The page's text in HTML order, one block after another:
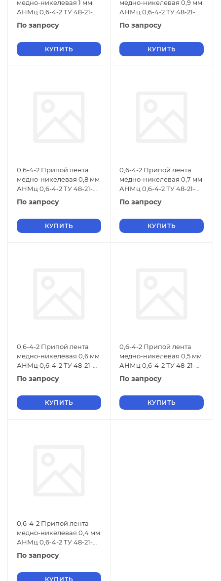
медно-никелевая 1 мм
АНМц 0,6-4-2 ТУ 48-21-
674-91
По запросу
КУПИТЬ
медно-никелевая 0,9 мм
АНМц 0,6-4-2 ТУ 48-21-
674-91
По запросу
КУПИТЬ
0,6-4-2 Припой лента
медно-никелевая 0,8 мм
АНМц 0,6-4-2 ТУ 48-21-
674-91
По запросу
КУПИТЬ
0,6-4-2 Припой лента
медно-никелевая 0,7 мм
АНМц 0,6-4-2 ТУ 48-21-
674-91
По запросу
КУПИТЬ
0,6-4-2 Припой лента
медно-никелевая 0,6 мм
АНМц 0,6-4-2 ТУ 48-21-
674-91
По запросу
КУПИТЬ
0,6-4-2 Припой лента
медно-никелевая 0,5 мм
АНМц 0,6-4-2 ТУ 48-21-
674-91
По запросу
КУПИТЬ
0,6-4-2 Припой лента
медно-никелевая 0,4 мм
АНМц 0,6-4-2 ТУ 48-21-
674-91
По запросу
КУПИТЬ